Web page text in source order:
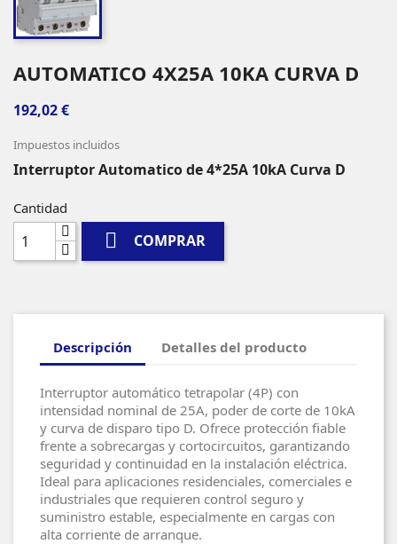
AUTOMATICO 4X25A 10KA CURVA D
192,02 €
Impuestos incluidos
Interruptor Automatico de 4*25A 10kA Curva D
Cantidad
 COMPRAR
Descripción Detalles del producto
Interruptor automático tetrapolar (4P) con
intensidad nominal de 25A, poder de corte de 10kA
y curva de disparo tipo D. Ofrece protección fiable
frente a sobrecargas y cortocircuitos, garantizando
seguridad y continuidad en la instalación eléctrica.
Ideal para aplicaciones residenciales, comerciales e
industriales que requieren control seguro y
suministro estable, especialmente en cargas con
alta corriente de arranque.